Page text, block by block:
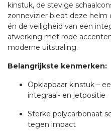
kinstuk, de stevige
zonnevizier biedt deze
én de veiligheid van een
afwerking met rode
moderne uitstraling.
Belangrijkste kenmerken:
Opklapbaar kinstuk –
integraal- en jetpositie
Sterke polycarbonaat
tegen impact